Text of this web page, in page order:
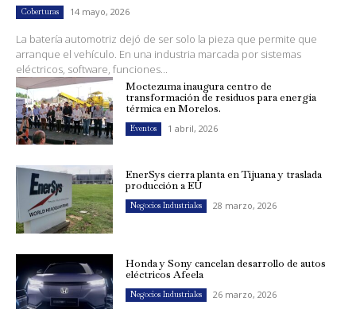
Coberturas 14 mayo, 2026
La batería automotriz dejó de ser solo la pieza que permite que
arranque el vehículo. En una industria marcada por sistemas
eléctricos, software, funciones...
Moctezuma inaugura centro de
transformación de residuos para energía
térmica en Morelos.
Eventos 1 abril, 2026
EnerSys cierra planta en Tijuana y traslada
producción a EU
Negocios Industriales 28 marzo, 2026
Honda y Sony cancelan desarrollo de autos
eléctricos Afeela
Negocios Industriales 26 marzo, 2026